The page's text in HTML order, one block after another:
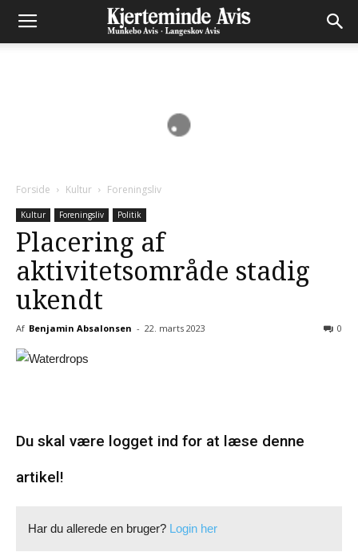
Forside Kultur Foreningsliv
Kultur Foreningsliv Politik
Placering af
aktivitetsområde stadig
ukendt
Af Benjamin Absalonsen - 22. marts 2023 0
Du skal være logget ind for at læse denne
artikel!
Har du allerede en bruger? Login her